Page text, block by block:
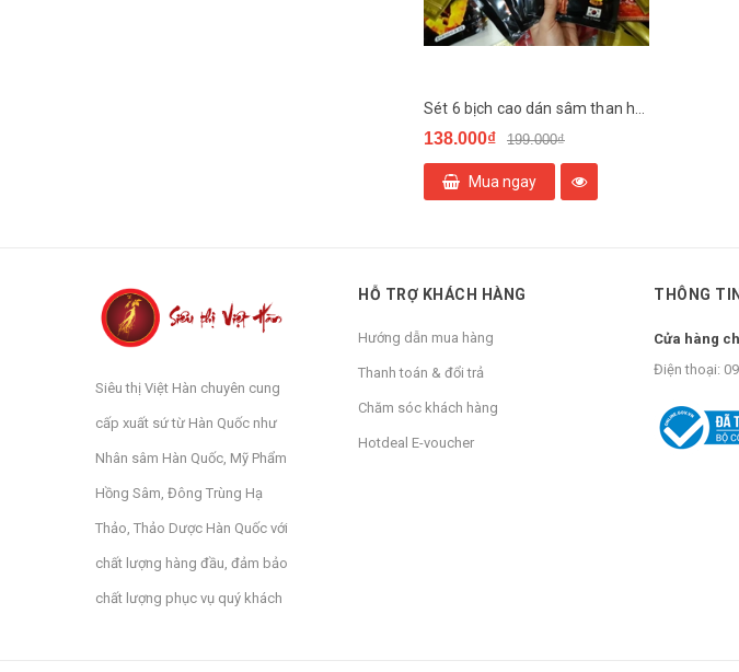
138.000₫ 199.000₫
Mua ngay
Siêu thị Việt Hàn chuyên cung
cấp xuất sứ từ Hàn Quốc như
Nhân sâm Hàn Quốc, Mỹ Phẩm
Hồng Sâm, Đông Trùng Hạ
Thảo, Thảo Dược Hàn Quốc với
chất lượng hàng đầu, đảm bảo
chất lượng phục vụ quý khách
HỖ TRỢ KHÁCH HÀNG
Hướng dẫn mua hàng
Thanh toán & đổi trả
Chăm sóc khách hàng
Hotdeal E-voucher
THÔNG
Cửa hàng
Điện thoại: